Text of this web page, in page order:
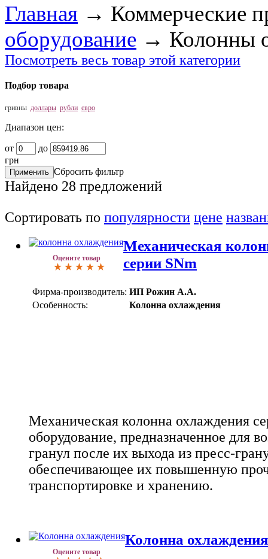
Главная → Коммерческие
оборудование → Колонны
Посмотреть весь товар этой категории
Подбор товара
гривны доллары рубли евро
Диапазон цен:
от
до
грн
Сбросить фильтр
Найдено 28 предложений
Сортировать по популярности цене
Оцените товар
Механическая
серии SNm
Фирма-производитель: ИП Рожин А.А.
Особенность:
Колонна охлаждения
Механическая колонна охлаждения
оборудование, предназначенное для
гранул после их выхода из пресс-
обеспечивающее их повышенную
транспортировке и хранению.
Оцените товар
Колонна